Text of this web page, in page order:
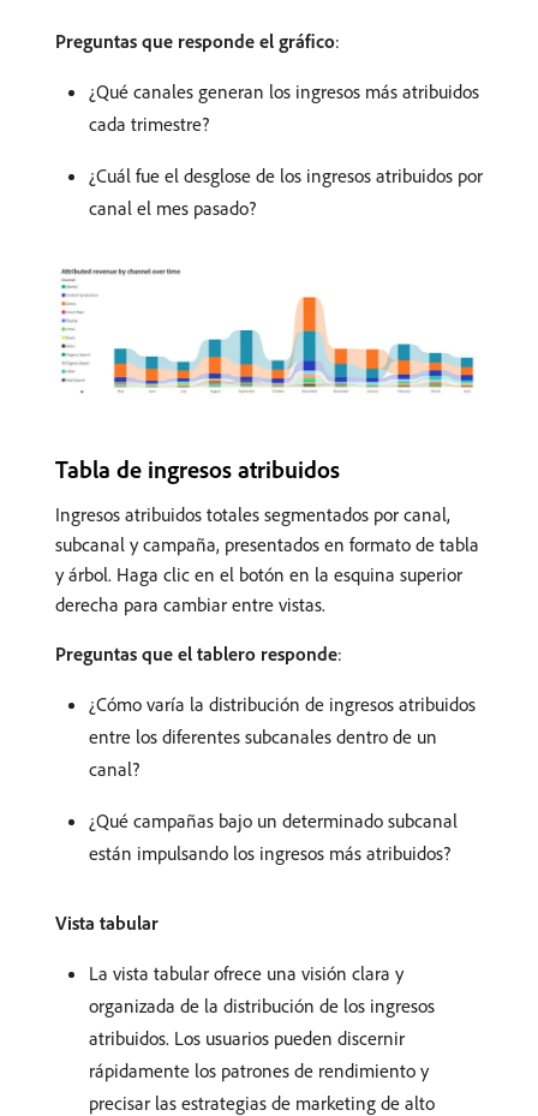
Preguntas que responde el gráfico:
¿Qué canales generan los ingresos más atribuidos
cada trimestre?
¿Cuál fue el desglose de los ingresos atribuidos por
canal el mes pasado?
Tabla de ingresos atribuidos
Ingresos atribuidos totales segmentados por canal,
subcanal y campaña, presentados en formato de tabla
y árbol. Haga clic en el botón en la esquina superior
derecha para cambiar entre vistas.
Preguntas que el tablero responde:
¿Cómo varía la distribución de ingresos atribuidos
entre los diferentes subcanales dentro de un
canal?
¿Qué campañas bajo un determinado subcanal
están impulsando los ingresos más atribuidos?
Vista tabular
La vista tabular ofrece una visión clara y
organizada de la distribución de los ingresos
atribuidos. Los usuarios pueden discernir
rápidamente los patrones de rendimiento y
precisar las estrategias de marketing de alto